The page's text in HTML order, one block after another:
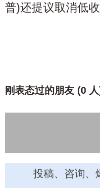
普)还提议取消低
刚表态过的朋友 (0 人
投稿、咨询